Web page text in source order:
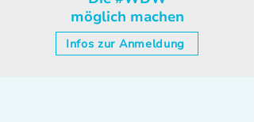
möglich machen
Infos zur Anmeldung